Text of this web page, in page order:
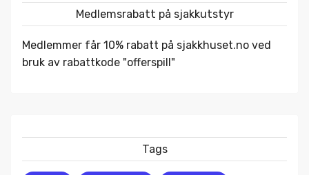
Medlemsrabatt på sjakkutstyr
Medlemmer får 10% rabatt på sjakkhuset.no ved
bruk av rabattkode "offerspill"
Tags